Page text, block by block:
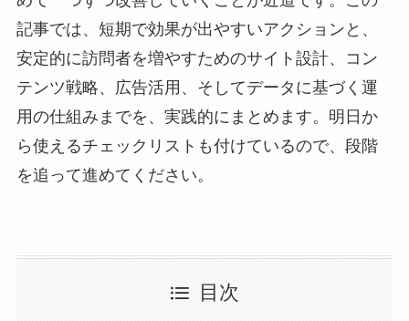
記事では、短期で効果が出やすいアクションと、
安定的に訪問者を増やすためのサイト設計、コン
テンツ戦略、広告活用、そしてデータに基づく運
用の仕組みまでを、実践的にまとめます。明日か
ら使えるチェックリストも付けているので、段階
を追って進めてください。
目次